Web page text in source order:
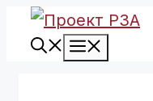
Перейти